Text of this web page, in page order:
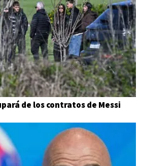
de los contratos de Messi